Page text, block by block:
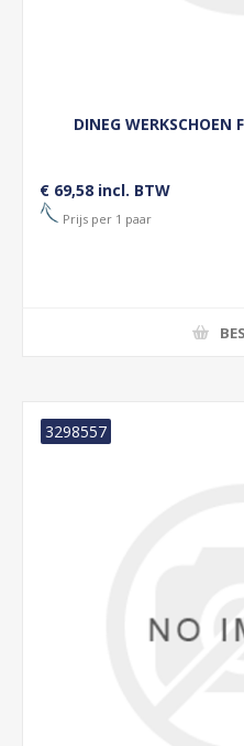
DINEG
€ 69,58 incl. BTW
Prijs per 1 paar
3298557